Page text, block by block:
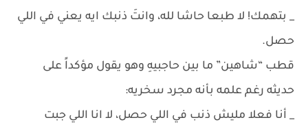
_ بتهمك! لا طبعا حاشا لله، وانتَ ذنبك ايه يعني في اللي
حصل.
قطب “شاهين” ما بين حاجبيهِ وهو يقول مؤكداً على
حديثه رغم علمه بأنه مجرد سخريه:
_ أنا فعلا مليش ذنب في اللي حصل، لا انا اللي جبت